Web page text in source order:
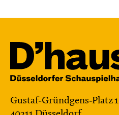
Gustaf-Gründgens-Platz 1